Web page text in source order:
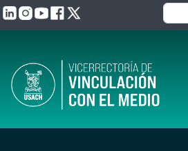
Pasar al contenido principal